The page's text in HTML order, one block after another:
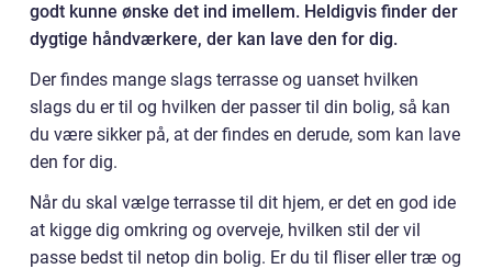
godt kunne ønske det ind imellem. Heldigvis finder der
dygtige håndværkere, der kan lave den for dig.
Der findes mange slags terrasse og uanset hvilken
slags du er til og hvilken der passer til din bolig, så kan
du være sikker på, at der findes en derude, som kan lave
den for dig.
Når du skal vælge terrasse til dit hjem, er det en god ide
at kigge dig omkring og overveje, hvilken stil der vil
passe bedst til netop din bolig. Er du til fliser eller træ og